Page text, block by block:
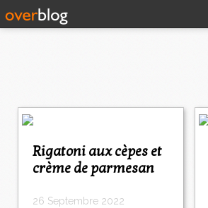
Rigatoni aux cèpes et
crème de parmesan
26 Septembre 2022
2